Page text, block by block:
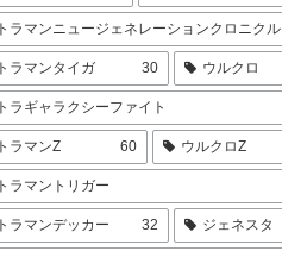
ラマンニュージェネレーションクロニクル
ラマンタイガ 30 ウルクロ
ラギャラクシーファイト
ラマンZ 60 ウルクロZ
ラマントリガー
ラマンデッカー 32 ジェネスタ